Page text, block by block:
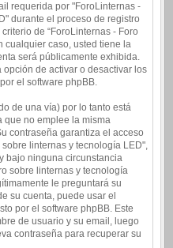
requerida por "ForoLinternas -
durante el proceso de registro
de “ForoLinternas - Foro
cualquier caso, usted tiene la
será públicamente exhibida.
de activar o desactivar los
el software phpBB.
de una vía) por lo tanto está
que no emplee la misma
contraseña garantiza el acceso
linternas y tecnología LED",
bajo ninguna circunstancia
sobre linternas y tecnología
le preguntará su
su cuenta, puede usar el
por el software phpBB. Este
de usuario y su email, luego
contraseña para recuperar su